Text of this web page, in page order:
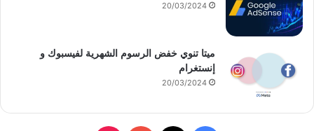
20/03/2024
ميتا تنوي خفض الرسوم الشهرية لفيسبوك و
إنستغرام
20/03/2024